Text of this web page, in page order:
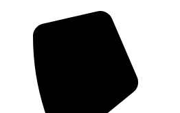
konten